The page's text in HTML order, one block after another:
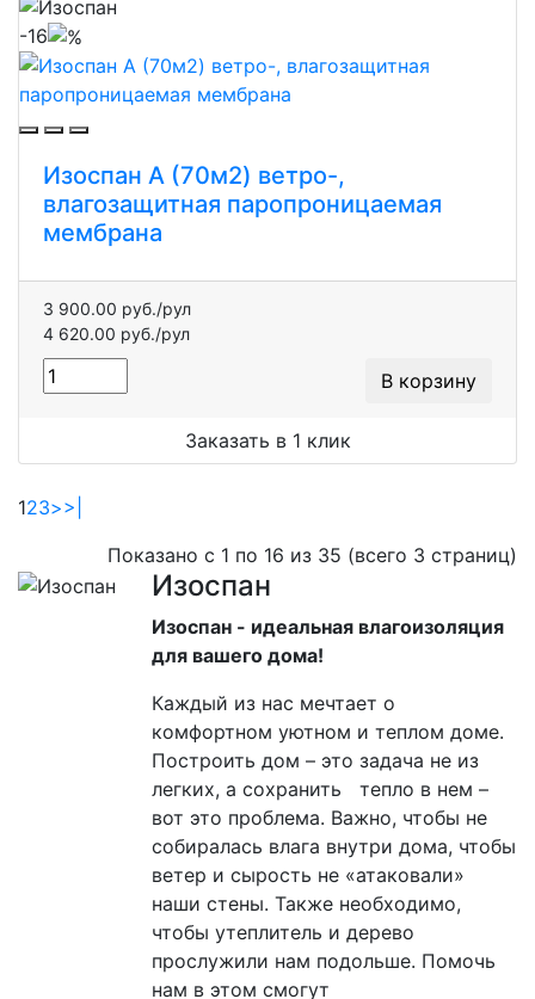
-16
Изоспан A (70м2) ветро-,
влагозащитная паропроницаемая
мембрана
3 900.00 руб./рул
4 620.00 руб./рул
В корзину
Заказать в 1 клик
123>>|
Показано с 1 по 16 из 35 (всего 3 страниц)
Изоспан
Изоспан - идеальная влагоизоляция
для вашего дома!
Каждый из нас мечтает о
комфортном уютном и теплом доме.
Построить дом – это задача не из
легких, а сохранить тепло в нем –
вот это проблема. Важно, чтобы не
собиралась влага внутри дома, чтобы
ветер и сырость не «атаковали»
наши стены. Также необходимо,
чтобы утеплитель и дерево
прослужили нам подольше. Помочь
нам в этом смогут